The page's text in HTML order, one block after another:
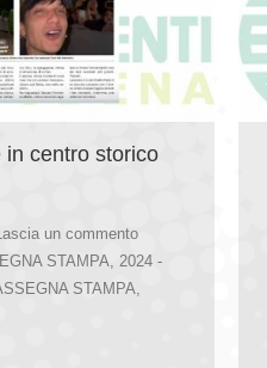
centro storico
Lascia un commento
STAMPA
2024 -
STAMPA